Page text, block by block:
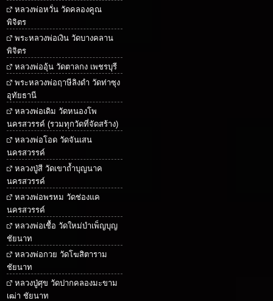
หลวงพ่อหวั่น วัดคลองคูณ
พิจิตร
พระหลวงพ่อเงิน วัดบางคลาน
พิจิตร
หลวงพ่ออุ้น วัดตาลกง เพชรบุรี
พระหลวงพ่อฤาษีลิงดำ วัดท่าซุง
อุทัยธานี
หลวงพ่อเดิม วัดหนองโพ
นครสวรรค์ (รวมทุกวัดที่จัดสร้าง)
หลวงพ่อโอด วัดจันเสน
นครสวรรค์
หลวงปู่สี วัดเขาถ้ำบุญนาค
นครสวรรค์
หลวงพ่อพรหม วัดช่องแค
นครสวรรค์
หลวงพ่อเชื้อ วัดใหม่บำเพ็ญบุญ
ชัยนาท
หลวงพ่อกวย วัดโฆสิตาราม
ชัยนาท
หลวงปู่ศุข วัดปากคลองมะขาม
เฒ่า ชัยนาท